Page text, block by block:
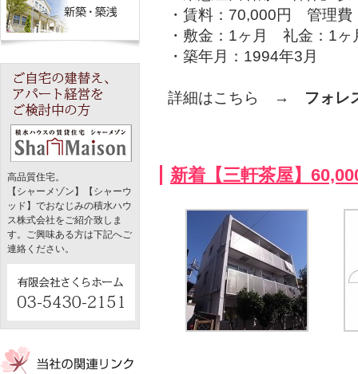
高品質住宅。
【シャーメゾン】【シャーウ
ッド】でおなじみの積水ハウ
ス株式会社をご紹介致しま
す。ご興味ある方は下記へご
連絡ください。
・賃料：70,000円 管理費
・敷金：1ヶ月 礼金：1ヶ
・築年月：1994年3月
詳細はこちら → フォ
新着【三軒茶屋】